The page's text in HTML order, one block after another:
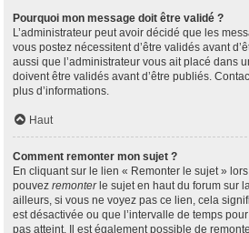
Pourquoi mon message doit être validé ?
L’administrateur peut avoir décidé que les
vous postez nécessitent d’être validés avant
aussi que l’administrateur vous ait placé dans
doivent être validés avant d’être publiés.
plus d’informations.
Haut
Comment remonter mon sujet ?
En cliquant sur le lien « Remonter le sujet »
pouvez remonterle sujet en haut du forum sur
ailleurs, si vous ne voyez pas ce lien, cela
est désactivée ou que l’intervalle de temps
pas atteint. Il est également possible de